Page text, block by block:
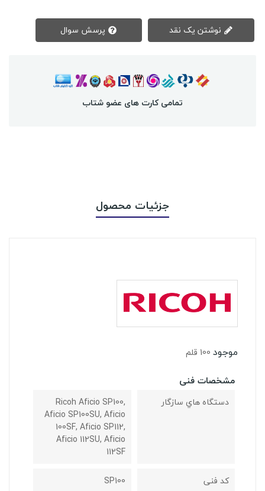
تمامی کارت های عضو شتاب
جزئیات محصول
موجود 100 قلم
مشخصات فنی
دستگاه هاي سازگار
Ricoh Aficio SP100,
Aficio SP100SU, Aficio
100SF, Aficio SP112,
Aficio 112SU, Aficio
112SF
کد فنی
SP100